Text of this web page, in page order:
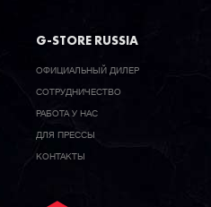
G-STORE RUSSIA
ОФИЦИАЛЬНЫЙ ДИЛЕР
CОТРУДНИЧЕСТВО
РАБОТА У НАС
ДЛЯ ПРЕССЫ
КОНТАКТЫ